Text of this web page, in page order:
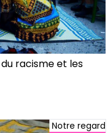
racisme et les
Notre regard